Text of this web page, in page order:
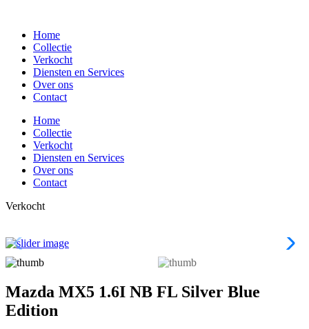
inhoud
Home
Collectie
Verkocht
Diensten en Services
Over ons
Contact
Home
Collectie
Verkocht
Diensten en Services
Over ons
Contact
Verkocht
Mazda MX5 1.6I NB FL Silver Blue
Edition